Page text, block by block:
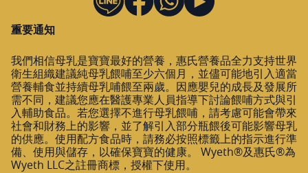
重要通知
我們相信母乳是寶寶最好的營養，惠氏營養品全力支持世界
衛生組織建議純母乳餵哺至少六個月，並儘可能地引入適當
營養輔食並持續母乳哺餵至兩歲。因應嬰兒的成長及發展所
需不同，建議您應在醫護專業人員指導下討論餵哺方式與引
入輔助食品。若您選擇不進行母乳餵哺，請考慮可能會帶來
社會和財務上的影響，並了解引入部分瓶餵後可能影響母乳
的供應。使用配方食品時，請務必按照標籤上的指示進行準
備、使用與儲存，以確保寶寶的健康。 Wyeth®及惠氏®為
Wyeth LLC之註冊商標，授權下使用。